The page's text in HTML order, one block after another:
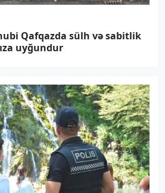
Qafqazda sülh və sabitlik
uyğundur